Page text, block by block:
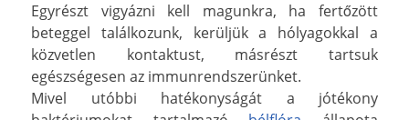
Egyrészt vigyázni kell magunkra, ha fertőzött
beteggel találkozunk, kerüljük a hólyagokkal a
közvetlen kontaktust, másrészt tartsuk
egészségesen az immunrendszerünket.
Mivel utóbbi hatékonyságát a jótékony